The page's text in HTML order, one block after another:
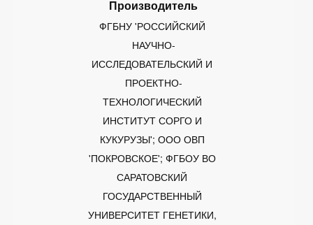
ФГБНУ 'РОССИЙСКИЙ
НАУЧНО-
ИССЛЕДОВАТЕЛЬСКИЙ И
ПРОЕКТНО-
ТЕХНОЛОГИЧЕСКИЙ
ИНСТИТУТ СОРГО И
КУКУРУЗЫ'; ООО ОВП
'ПОКРОВСКОЕ'; ФГБОУ ВО
САРАТОВСКИЙ
ГОСУДАРСТВЕННЫЙ
УНИВЕРСИТЕТ ГЕНЕТИКИ,